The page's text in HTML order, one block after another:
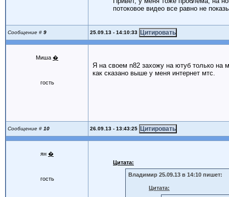
потоковое видео все равно не
Сообщение # 9 25.09.13 - 14:10:33
Миша �
гость
Я на своем n82 захожу на ютуб только на
как сказано выше у меня интернет мтс.
Сообщение # 10 26.09.13 - 13:43:25
ян �
гость
Цитата:
Владимир 25.09.13 в 14:10 пишет:
Цитата: